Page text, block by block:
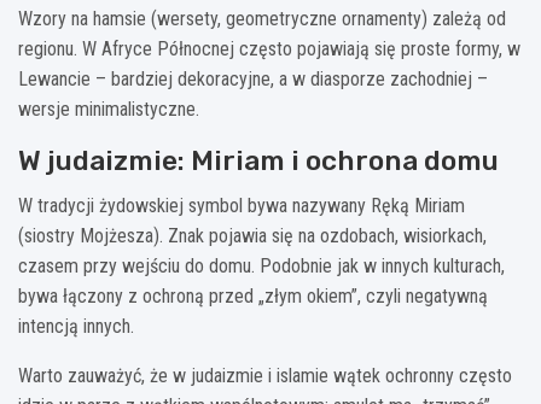
Wzory na hamsie (wersety, geometryczne ornamenty) zależą od
regionu. W Afryce Północnej często pojawiają się proste formy, w
Lewancie – bardziej dekoracyjne, a w diasporze zachodniej –
wersje minimalistyczne.
W judaizmie: Miriam i ochrona domu
W tradycji żydowskiej symbol bywa nazywany Ręką Miriam
(siostry Mojżesza). Znak pojawia się na ozdobach, wisiorkach,
czasem przy wejściu do domu. Podobnie jak w innych kulturach,
bywa łączony z ochroną przed „złym okiem”, czyli negatywną
intencją innych.
Warto zauważyć, że w judaizmie i islamie wątek ochronny często